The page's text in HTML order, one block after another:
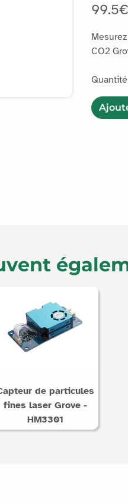
CO2
de particules
fines laser Grove -
HM3301